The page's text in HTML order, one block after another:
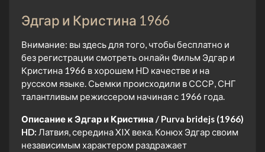
Эдгар и Кристина 1966
Внимание: вы здесь для того, чтобы бесплатно и
без регистрации смотреть онлайн Фильм Эдгар и
Кристина 1966 в хорошем HD качестве и на
русском языке. Сьемки происходили в СССР, СНГ
талантливым режиссером начиная с 1966 года.
Описание к Эдгар и Кристина / Purva bridejs (1966)
HD: Латвия, середина XIX века. Конюх Эдгар своим
независимым характером раздражает